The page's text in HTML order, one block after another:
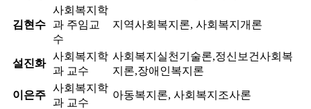
김현수
사회복지학
과 주임교
수
지역사회복지론, 사회복지개론
설진화
사회복지학
과 교수
사회복지실천기술론,정신보건사회복
지론,장애인복지론
이은주
사회복지학
과 교수
아동복지론, 사회복지조사론